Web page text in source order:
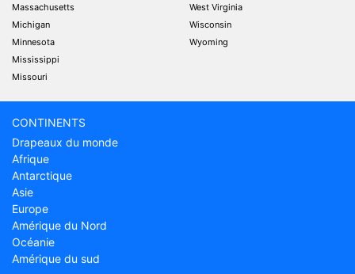
Massachusetts
Michigan
Minnesota
Mississippi
Missouri
West Virginia
Wisconsin
Wyoming
CONTINENTS
Drapeaux du monde
Afrique
Antarctique
Asie
Europe
Amérique du Nord
Océanie
Amérique du sud